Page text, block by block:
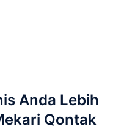
Anda Lebih
Qontak